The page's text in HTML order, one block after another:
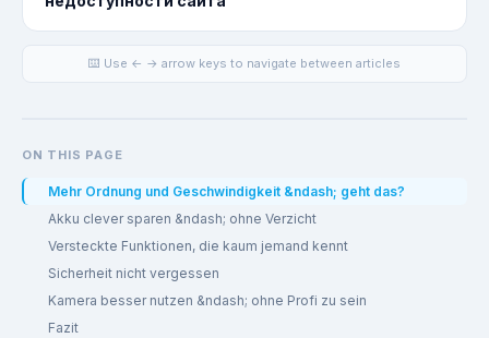
⌨️ Use ← → arrow keys to navigate between articles
ON THIS PAGE
Mehr Ordnung und Geschwindigkeit &ndash; geht das?
Akku clever sparen &ndash; ohne Verzicht
Versteckte Funktionen, die kaum jemand kennt
Sicherheit nicht vergessen
Kamera besser nutzen &ndash; ohne Profi zu sein
Fazit